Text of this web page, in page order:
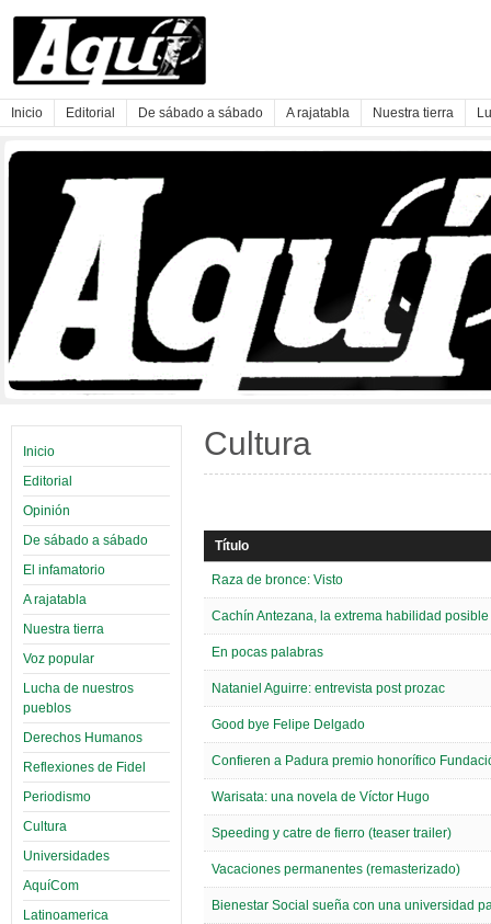
Inicio Editorial De sábado a sábado A rajatabla Nuestra tierra
Inicio
Editorial
Opinión
De sábado a sábado
El infamatorio
A rajatabla
Nuestra tierra
Voz popular
Lucha de nuestros
pueblos
Derechos Humanos
Reflexiones de Fidel
Periodismo
Cultura
Universidades
AquíCom
Latinoamerica
Cultura
Título
Raza de bronce: Visto
Cachín Antezana, la extrema habilidad posible
En pocas palabras
Nataniel Aguirre: entrevista post prozac
Good bye Felipe Delgado
Confieren a Padura premio honorífico
Warisata: una novela de Víctor Hugo
Speeding y catre de fierro (teaser trailer)
Vacaciones permanentes (remasterizado)
Bienestar Social sueña con una universidad